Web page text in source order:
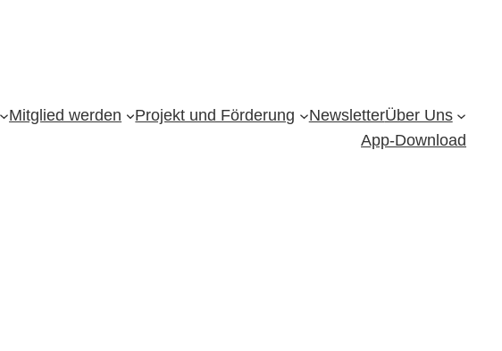
Mitglied werden Projekt und Förderung NewsletterÜber Uns
App-Download